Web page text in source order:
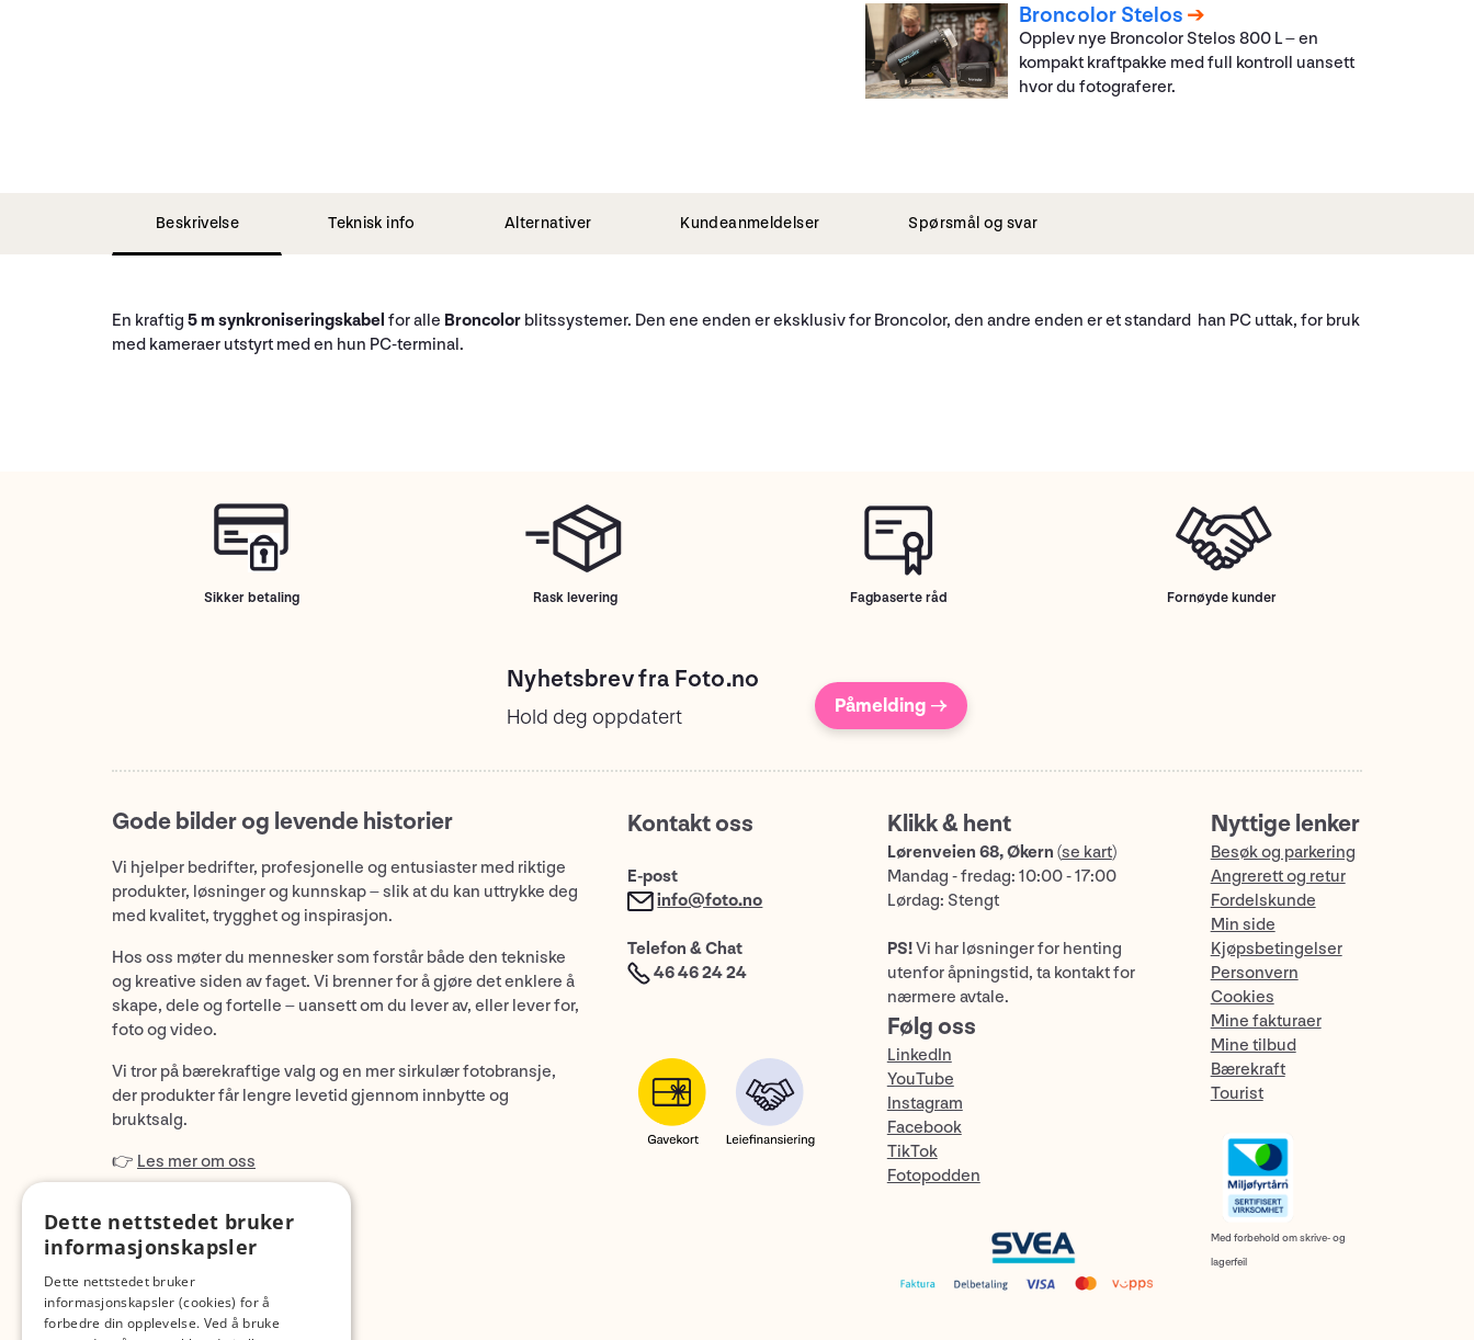
Broncolor Stelos
Opplev nye Broncolor Stelos 800 L – en
kompakt kraftpakke med full kontroll uansett
hvor du fotograferer.
Beskrivelse Teknisk info Alternativer Kundeanmeldelser Spørsmål og svar
En kraftig 5 m synkroniseringskabel for alle Broncolor blitssystemer. Den ene enden er eksklusiv for Broncolor, den andre enden er et standard han PC uttak, for bruk
med kameraer utstyrt med en hun PC-terminal.
Sikker betaling Rask levering Fagbaserte råd Fornøyde kunder
Nyhetsbrev fra Foto.no
Hold deg oppdatert Påmelding →
Gode bilder og levende historier
Vi hjelper bedrifter, profesjonelle og entusiaster med riktige
produkter, løsninger og kunnskap – slik at du kan uttrykke deg
med kvalitet, trygghet og inspirasjon.
Hos oss møter du mennesker som forstår både den tekniske
og kreative siden av faget. Vi brenner for å gjøre det enklere å
skape, dele og fortelle – uansett om du lever av, eller lever for,
foto og video.
Vi tror på bærekraftige valg og en mer sirkulær fotobransje,
der produkter får lengre levetid gjennom innbytte og
bruktsalg.
👉 Les mer om oss
Kontakt oss
E-post
info@foto.no
Telefon & Chat
46 46 24 24
Klikk & hent
Lørenveien 68, Økern (se kart)
Mandag - fredag: 10:00 - 17:00
Lørdag: Stengt
PS!Vi har løsninger for henting
utenfor åpningstid, ta kontakt for
nærmere avtale.
Følg oss
LinkedIn
YouTube
Instagram
Facebook
TikTok
Fotopodden
Nyttige lenker
Besøk og parkering
Angrerett og retur
Fordelskunde
Min side
Kjøpsbetingelser
Personvern
Cookies
Mine fakturaer
Mine tilbud
Bærekraft
Tourist
Med forbehold om skrive- og
lagerfeil
Dette nettstedet bruker
informasjonskapsler
Dette nettstedet bruker
informasjonskapsler (cookies) for å
forbedre din opplevelse. Ved å bruke